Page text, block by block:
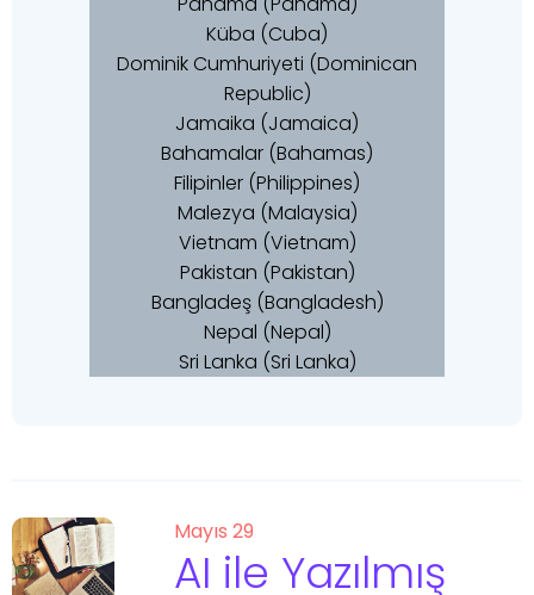
Küba (Cuba)
Dominik Cumhuriyeti (Dominican
Republic)
Jamaika (Jamaica)
Bahamalar (Bahamas)
Filipinler (Philippines)
Malezya (Malaysia)
Vietnam (Vietnam)
Pakistan (Pakistan)
Bangladeş (Bangladesh)
Nepal (Nepal)
Sri Lanka (Sri Lanka)
Mayıs 29
AI ile Yazılmış